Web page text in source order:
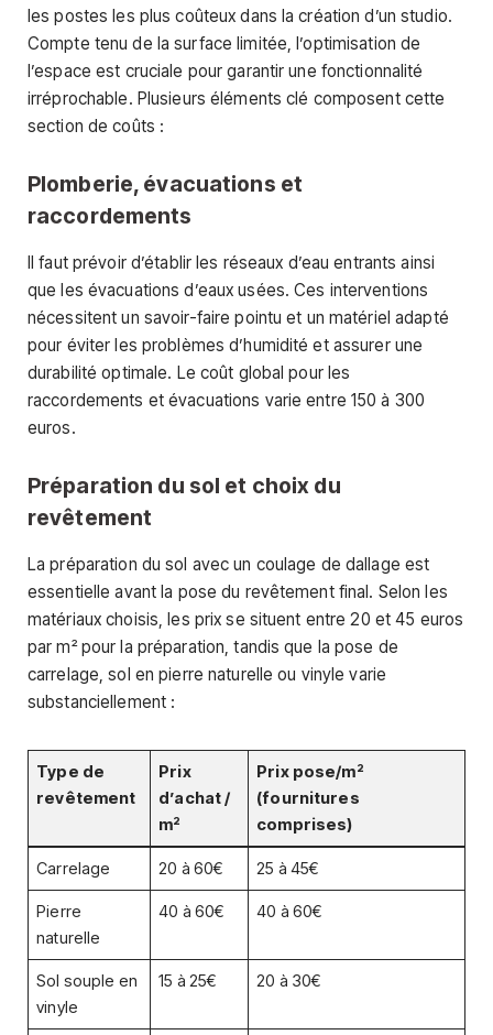
les postes les plus coûteux dans la création d’un studio.
Compte tenu de la surface limitée, l’optimisation de
l’espace est cruciale pour garantir une fonctionnalité
irréprochable. Plusieurs éléments clé composent cette
section de coûts :
Plomberie, évacuations et
raccordements
Il faut prévoir d’établir les réseaux d’eau entrants ainsi
que les évacuations d’eaux usées. Ces interventions
nécessitent un savoir-faire pointu et un matériel adapté
pour éviter les problèmes d’humidité et assurer une
durabilité optimale. Le coût global pour les
raccordements et évacuations varie entre 150 à 300
euros.
Préparation du sol et choix du
revêtement
La préparation du sol avec un coulage de dallage est
essentielle avant la pose du revêtement final. Selon les
matériaux choisis, les prix se situent entre 20 et 45 euros
par m² pour la préparation, tandis que la pose de
carrelage, sol en pierre naturelle ou vinyle varie
substanciellement :
Type de
revêtement
Prix
d’achat /
m²
Prix pose/m²
(fournitures
comprises)
Carrelage 20 à 60€ 25 à 45€
Pierre
naturelle
40 à 60€ 40 à 60€
Sol souple en
vinyle
15 à 25€ 20 à 30€